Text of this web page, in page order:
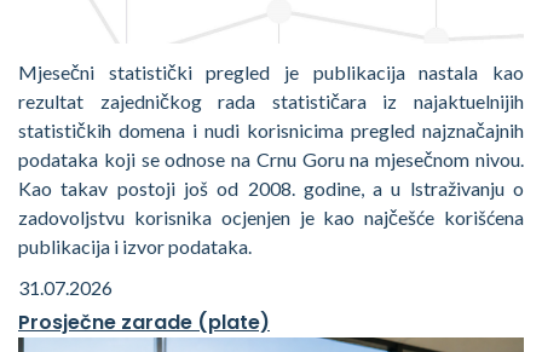
Mjesečni statistički pregled je publikacija nastala kao
rezultat zajedničkog rada statističara iz najaktuelnijih
statističkih domena i nudi korisnicima pregled najznačajnih
podataka koji se odnose na Crnu Goru na mjesečnom nivou.
Kao takav postoji još od 2008. godine, a u lstraživanju o
zadovoljstvu korisnika ocjenjen je kao najčešće korišćena
publikacija i izvor podataka.
31.07.2026
Prosječne zarade (plate)